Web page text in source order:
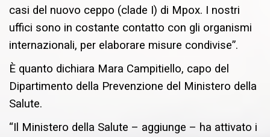
casi del nuovo ceppo (clade I) di Mpox. I nostri
uffici sono in costante contatto con gli organismi
internazionali, per elaborare misure condivise”.
È quanto dichiara Mara Campitiello, capo del
Dipartimento della Prevenzione del Ministero della
Salute.
“Il Ministero della Salute – aggiunge – ha attivato i